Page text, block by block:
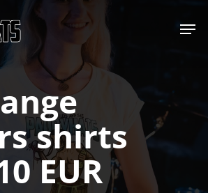
Jump to
shirts
EUR